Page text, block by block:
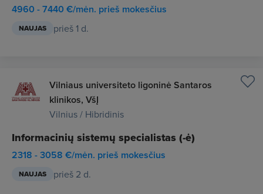
4960 - 7440 €/mėn. prieš mokesčius
NAUJAS prieš 1 d.
Vilniaus universiteto ligoninė Santaros
klinikos, VšĮ
Vilnius / Hibridinis
Informacinių sistemų specialistas (-ė)
2318 - 3058 €/mėn. prieš mokesčius
NAUJAS prieš 2 d.